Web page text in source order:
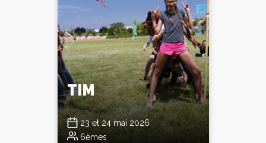
TIM
23 et 24 mai 2026
6èmes